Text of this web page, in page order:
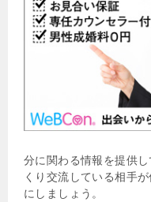
分に関わる情報を提供
くり交流している相手
にしましょう。